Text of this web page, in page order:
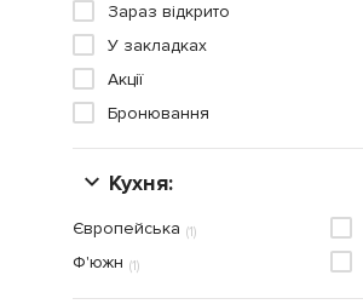
Зараз відкрито
У закладках
Акції
Бронювання
Кухня:
(1)
Європейська
(1)
Ф'южн